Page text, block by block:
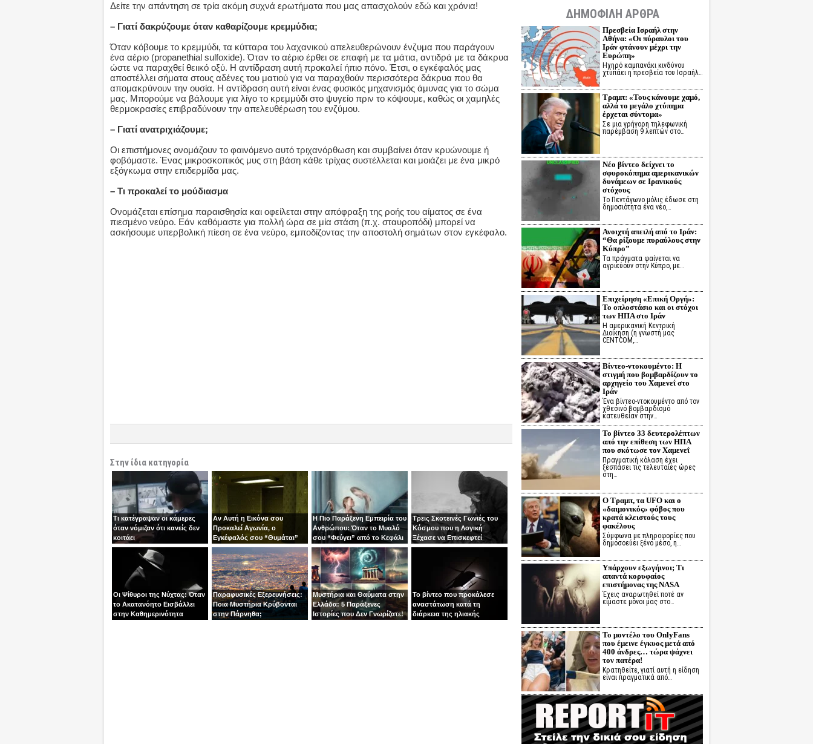
Δείτε την απάντηση σε τρία ακόμη συχνά ερωτήματα που μας απασχολούν εδώ και χρόνια!
– Γιατί δακρύζουμε όταν καθαρίζουμε κρεμμύδια;
Όταν κόβουμε το κρεμμύδι, τα κύτταρα του λαχανικού απελευθερώνουν ένζυμα που παράγουν
ένα αέριο (propanethial sulfoxide). Όταν το αέριο έρθει σε επαφή με τα μάτια, αντιδρά με τα δάκρυα
ώστε να παραχθεί θειικό οξύ. Η αντίδραση αυτή προκαλεί ήπιο πόνο. Έτσι, ο εγκέφαλός μας
αποστέλλει σήματα στους αδένες του ματιού για να παραχθούν περισσότερα δάκρυα που θα
απομακρύνουν την ουσία. Η αντίδραση αυτή είναι ένας φυσικός μηχανισμός άμυνας για το σώμα
μας. Μπορούμε να βάλουμε για λίγο το κρεμμύδι στο ψυγείο πριν το κόψουμε, καθώς οι χαμηλές
θερμοκρασίες επιβραδύνουν την απελευθέρωση του ενζύμου.
– Γιατί ανατριχιάζουμε;
Οι επιστήμονες ονομάζουν το φαινόμενο αυτό τριχανόρθωση και συμβαίνει όταν κρυώνουμε ή
φοβόμαστε. Ένας μικροσκοπικός μυς στη βάση κάθε τρίχας συστέλλεται και μοιάζει με ένα μικρό
εξόγκωμα στην επιδερμίδα μας.
– Τι προκαλεί το μούδιασμα
Ονομάζεται επίσημα παραισθησία και οφείλεται στην απόφραξη της ροής του αίματος σε ένα
πιεσμένο νεύρο. Εάν καθόμαστε για πολλή ώρα σε μία στάση (π.χ. σταυροπόδι) μπορεί να
ασκήσουμε υπερβολική πίεση σε ένα νεύρο, εμποδίζοντας την αποστολή σημάτων στον εγκέφαλο.
Στην ίδια κατηγορία
Τι κατέγραψαν οι κάμερες
όταν νόμιζαν ότι κανείς δεν
κοιτάει
Αν Αυτή η Εικόνα σου
Προκαλεί Αγωνία, ο
Εγκέφαλός σου “Θυμάται”
κάτι που Δεν Έζησες
Η Πιο Παράξενη Εμπειρία του
Ανθρώπου: Όταν το Μυαλό
σου “Φεύγει” από το Κεφάλι
σου
Τρεις Σκοτεινές Γωνιές του
Κόσμου που η Λογική
Ξέχασε να Επισκεφτεί
Οι Ψίθυροι της Νύχτας: Όταν
το Ακατανόητο Εισβάλλει
στην Καθημερινότητα
Παραφυσικές Εξερευνήσεις:
Ποια Μυστήρια Κρύβονται
στην Πάρνηθα;
Μυστήρια και Θαύματα στην
Ελλάδα: 5 Παράξενες
Ιστορίες που Δεν Γνωρίζατε!
Το βίντεο που προκάλεσε
αναστάτωση κατά τη
διάρκεια της ηλιακής
ΔΗΜΟΦΙΛΗ ΑΡΘΡΑ
Πρεσβεία Ισραήλ στην
Αθήνα: «Οι πύραυλοι του
Ιράν φτάνουν μέχρι την
Ευρώπη»
Ηχηρό καμπανάκι κινδύνου
χτυπάει η πρεσβεία του Ισραήλ…
Τραμπ: «Τους κάνουμε χαμό,
αλλά το μεγάλο χτύπημα
έρχεται σύντομα»
Σε μια γρήγορη τηλεφωνική
παρέμβαση 9 λεπτών στο…
Νέο βίντεο δείχνει το
σφυροκόπημα αμερικανικών
δυνάμεων σε Ιρανικούς
στόχους
Το Πεντάγωνο μόλις έδωσε στη
δημοσιότητα ένα νέο,…
Ανοιχτή απειλή από το Ιράν:
“Θα ρίξουμε πυραύλους στην
Κύπρο”
Τα πράγματα φαίνεται να
αγριεύουν στην Κύπρο, με…
Επιχείρηση «Επική Οργή»:
Το οπλοστάσιο και οι στόχοι
των ΗΠΑ στο Ιράν
Η αμερικανική Κεντρική
Διοίκηση (η γνωστή μας
CENTCOM,…
Βίντεο-ντοκουμέντο: Η
στιγμή που βομβαρδίζουν το
αρχηγείο του Χαμενεΐ στο
Ιράν
Ένα βίντεο-ντοκουμέντο από τον
χθεσινό βομβαρδισμό
κατευθείαν στην…
Το βίντεο 33 δευτερολέπτων
από την επίθεση των ΗΠΑ
που σκότωσε τον Χαμενεΐ
Πραγματική κόλαση έχει
ξεσπάσει τις τελευταίες ώρες
στη…
Ο Τραμπ, τα UFO και ο
«δαιμονικός» φόβος που
κρατά κλειστούς τους
φακέλους
Σύμφωνα με πληροφορίες που
δημοσοεύει ξένο μέσο, η…
Υπάρχουν εξωγήινοι; Τι
απαντά κορυφαίος
επιστήμονας της NASA
Έχεις αναρωτηθεί ποτέ αν
είμαστε μόνοι μας στο…
Το μοντέλο του OnlyFans
που έμεινε έγκυος μετά από
400 άνδρες… τώρα ψάχνει
τον πατέρα!
Κρατηθείτε, γιατί αυτή η είδηση
είναι πραγματικά από…